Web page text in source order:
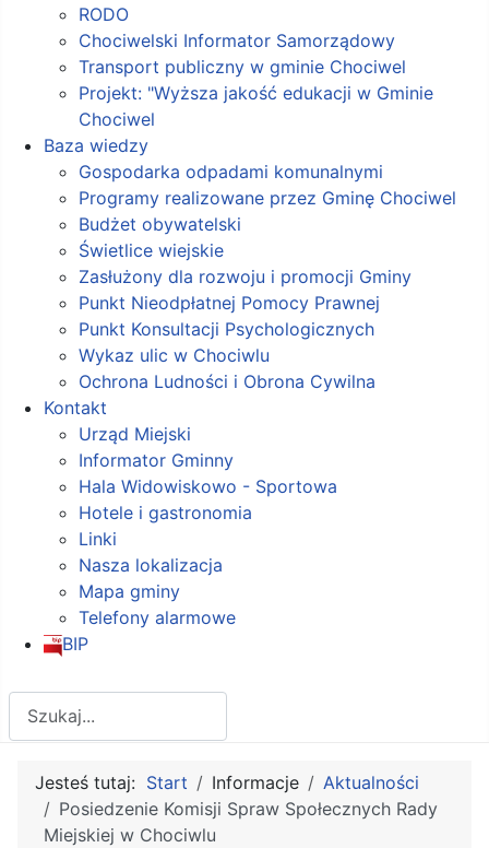
RODO
Chociwelski Informator Samorządowy
Transport publiczny w gminie Chociwel
Projekt: "Wyższa jakość edukacji w Gminie
Chociwel
Baza wiedzy
Gospodarka odpadami komunalnymi
Programy realizowane przez Gminę Chociwel
Budżet obywatelski
Świetlice wiejskie
Zasłużony dla rozwoju i promocji Gminy
Punkt Nieodpłatnej Pomocy Prawnej
Punkt Konsultacji Psychologicznych
Wykaz ulic w Chociwlu
Ochrona Ludności i Obrona Cywilna
Kontakt
Urząd Miejski
Informator Gminny
Hala Widowiskowo - Sportowa
Hotele i gastronomia
Linki
Nasza lokalizacja
Mapa gminy
Telefony alarmowe
BIP
Jesteś tutaj: Start Informacje
Aktualności
Posiedzenie Komisji Spraw Społecznych Rady
Miejskiej w Chociwlu